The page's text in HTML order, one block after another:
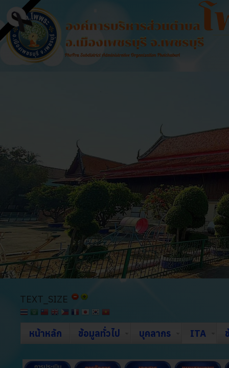
TEXT_SIZE
หน้าหลัก ข้อมูลทั่วไป บุคลากร ITA